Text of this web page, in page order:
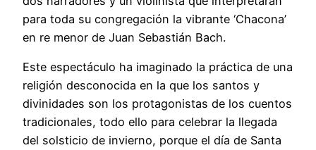
para toda su congregación la vibrante ‘Chacona’
en re menor de Juan Sebastián Bach.
Este espectáculo ha imaginado la práctica de una
religión desconocida en la que los santos y
divinidades son los protagonistas de los cuentos
tradicionales, todo ello para celebrar la llegada
del solsticio de invierno, porque el día de Santa